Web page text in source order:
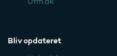
Bliv opdateret